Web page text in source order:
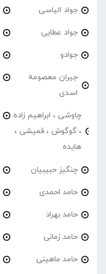
جواد الیاسی
جواد عطایی
جوادو
جیران معصومه
اسدی
چاوشی ، ابراهیم زاده
، گوگوش ، قمیشی ،
هایده
چنگیز حبیبیان
حامد احمدی
حامد بهراد
حامد زمانی
حامد ماهینی